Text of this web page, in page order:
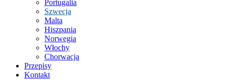
Portugalia
Szwecja
Malta
Hiszpania
Norwegia
Włochy
Chorwacja
Przepisy
Kontakt